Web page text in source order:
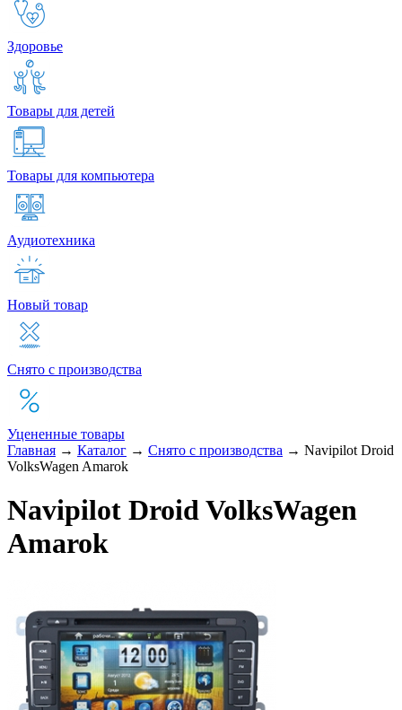
Здоровье
Товары для детей
Товары для компьютера
Аудиотехника
Новый товар
Снято с производства
Уцененные товары
Главная → Каталог → Снято с производства → Navipilot Droid
VolksWagen Amarok
Navipilot Droid VolksWagen
Amarok